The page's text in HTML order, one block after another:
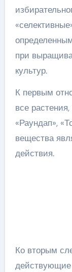
при
культур.
К первым
все
«Раундап»,
вещества
действия.
Ко вторым
действующие